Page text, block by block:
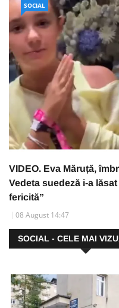
SOCIAL
VIDEO. Eva Măruță,
Vedeta suedeză i-a
fericită”
08 August 14:47
SOCIAL - CELE MAI